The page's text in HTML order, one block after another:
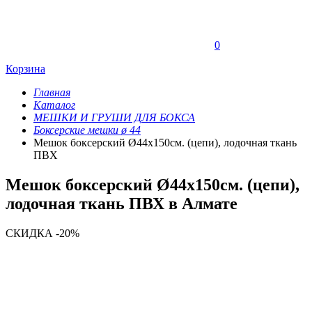
0
Корзина
Главная
Каталог
МЕШКИ И ГРУШИ ДЛЯ БОКСА
Боксерские мешки ø 44
Мешок боксерский Ø44х150см. (цепи), лодочная ткань
ПВХ
Мешок боксерский Ø44х150см. (цепи),
лодочная ткань ПВХ в Алмате
СКИДКА -20%